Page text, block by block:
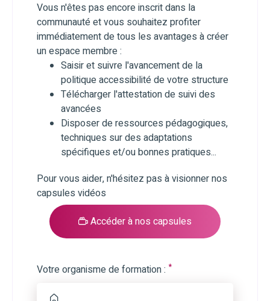
Vous n'êtes pas encore inscrit dans la
communauté et vous souhaitez profiter
immédiatement de tous les avantages à créer
un espace membre :
Saisir et suivre l'avancement de la
politique accessibilité de votre structure
Télécharger l'attestation de suivi des
avancées
Disposer de ressources pédagogiques,
techniques sur des adaptations
spécifiques et/ou bonnes pratiques...
Pour vous aider, n'hésitez pas à visionner nos
capsules vidéos
Accéder à nos capsules
Votre organisme de formation : *